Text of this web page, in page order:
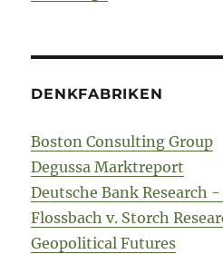
DENKFABRIKEN
Boston Consulting Group
Degussa Marktreport
Deutsche Bank Research
Flossbach v. Storch
Geopolitical Futures